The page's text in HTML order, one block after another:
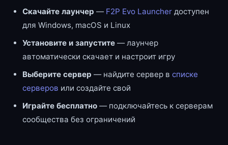
Скачайте лаунчер — F2P Evo Launcher доступен
для Windows, macOS и Linux
Установите и запустите — лаунчер
автоматически скачает и настроит игру
Выберите сервер — найдите сервер в списке
серверов или создайте свой
Играйте бесплатно — подключайтесь к серверам
сообщества без ограничений